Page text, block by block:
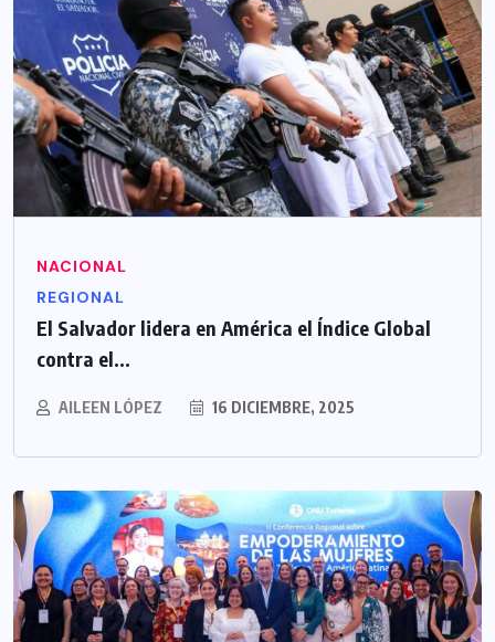
NACIONAL
REGIONAL
El Salvador lidera en América el Índice Global
contra el...
AILEEN LÓPEZ 16 DICIEMBRE, 2025